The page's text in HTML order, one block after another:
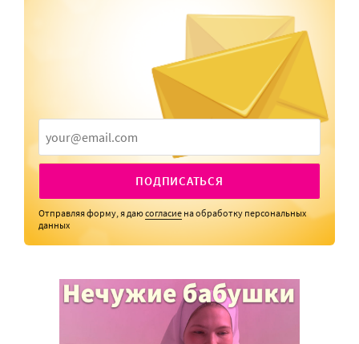
ПОДПИСАТЬСЯ
Отправляя форму, я даюсогласие на обработку персональных
данных